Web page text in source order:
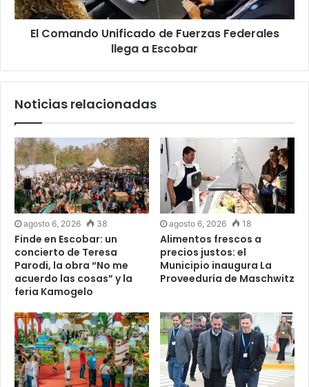
El Comando Unificado de Fuerzas Federales
llega a Escobar
Noticias relacionadas
agosto 6, 2026 38
Finde en Escobar: un
concierto de Teresa
Parodi, la obra “No me
acuerdo las cosas” y la
feria Kamogelo
agosto 6, 2026 18
Alimentos frescos a
precios justos: el
Municipio inaugura La
Proveeduría de Maschwitz